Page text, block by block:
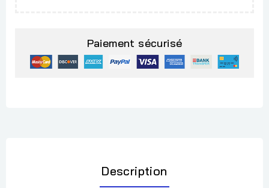
Paiement sécurisé
Description